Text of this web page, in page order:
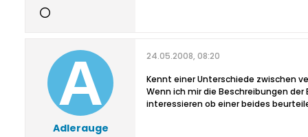
Adlerauge
24.05.2008, 08:20
Kennt einer Unterschiede zwischen
Wenn ich mir die Beschreibungen
interessieren ob einer beides